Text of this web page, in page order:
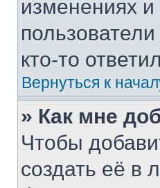
изменениях
кто-то
Вернуться к
» Как мне
Чтобы
создать её в